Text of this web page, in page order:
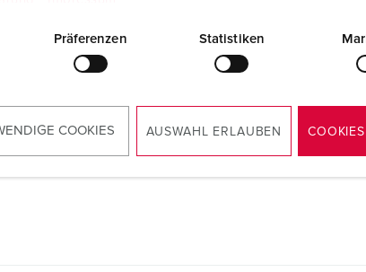
Präferenzen Statistiken
COOKIES AUSWAHL ERLAUBEN
PDF, 211 KB
Montage- en gebruikshandleiding
aardlekschakelaar type A 930022